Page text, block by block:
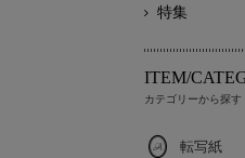
特集
ITEM/
カテゴリーから探す
転写紙